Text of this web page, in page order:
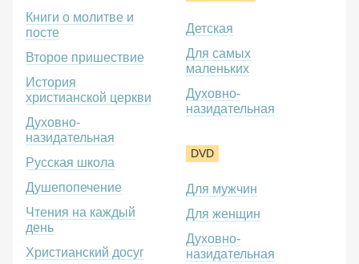
Книги о молитве и
посте
Второе пришествие
История
христианской церкви
Духовно-
назидательная
Русская школа
Душепопечение
Чтения на каждый
день
Христианский досуг
Детская
Для самых
маленьких
Духовно-
назидательная
DVD
Для мужчин
Для женщин
Духовно-
назидательная